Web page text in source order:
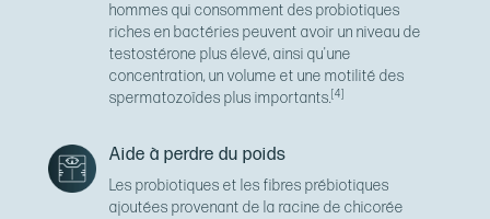
hommes qui consomment des probiotiques
riches en bactéries peuvent avoir un niveau de
testostérone plus élevé, ainsi qu'une
concentration, un volume et une motilité des
spermatozoïdes plus importants.[4]
Aide à perdre du poids
Les probiotiques et les fibres prébiotiques
ajoutées provenant de la racine de chicorée